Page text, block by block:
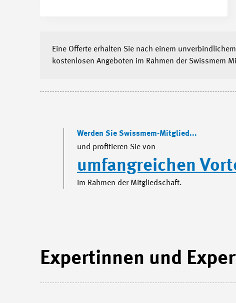
Eine Offerte erhalten Sie nach einem
kostenlosen Angeboten im Rahmen der Swissmem
Werden Sie Swissmem-Mitglied...
und profitieren Sie von
umfangreichen
im Rahmen der Mitgliedschaft.
Expertinnen und